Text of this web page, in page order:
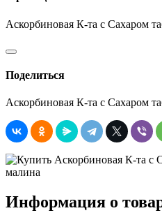
Аскорбиновая К-та с Сахаром
Поделиться
Аскорбиновая К-та с Сахаром
Информация о